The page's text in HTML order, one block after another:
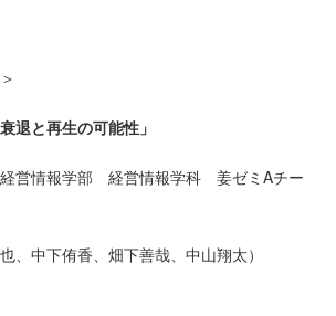
退と再生の可能性」
営情報学部 経営情報学科 姜ゼミAチー
、中下侑香、畑下善哉、中山翔太）